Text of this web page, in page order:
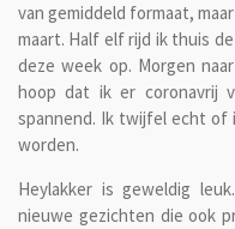
van gemiddeld formaat,
maart. Half elf rijd ik thuis
deze week op. Morgen
hoop dat ik er coronavrij
spannend. Ik twijfel echt of
worden.
Heylakker is geweldig
nieuwe gezichten die ook